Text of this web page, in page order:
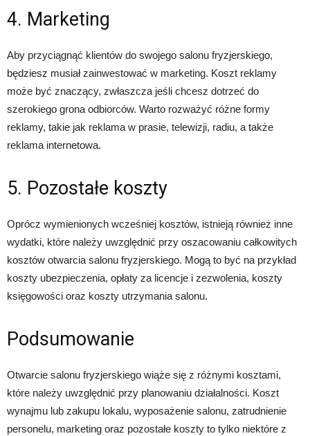
4. Marketing
Aby przyciągnąć klientów do swojego salonu fryzjerskiego,
będziesz musiał zainwestować w marketing. Koszt reklamy
może być znaczący, zwłaszcza jeśli chcesz dotrzeć do
szerokiego grona odbiorców. Warto rozważyć różne formy
reklamy, takie jak reklama w prasie, telewizji, radiu, a także
reklama internetowa.
5. Pozostałe koszty
Oprócz wymienionych wcześniej kosztów, istnieją również inne
wydatki, które należy uwzględnić przy oszacowaniu całkowitych
kosztów otwarcia salonu fryzjerskiego. Mogą to być na przykład
koszty ubezpieczenia, opłaty za licencje i zezwolenia, koszty
księgowości oraz koszty utrzymania salonu.
Podsumowanie
Otwarcie salonu fryzjerskiego wiąże się z różnymi kosztami,
które należy uwzględnić przy planowaniu działalności. Koszt
wynajmu lub zakupu lokalu, wyposażenie salonu, zatrudnienie
personelu, marketing oraz pozostałe koszty to tylko niektóre z